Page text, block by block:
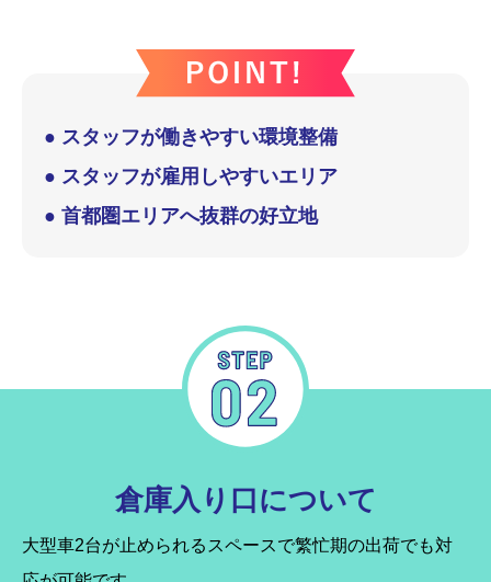
● スタッフが働きやすい環境整備
● スタッフが雇用しやすいエリア
● 首都圏エリアへ抜群の好立地
倉庫入り口について
大型車2台が止められるスペースで繁忙期の出荷でも対